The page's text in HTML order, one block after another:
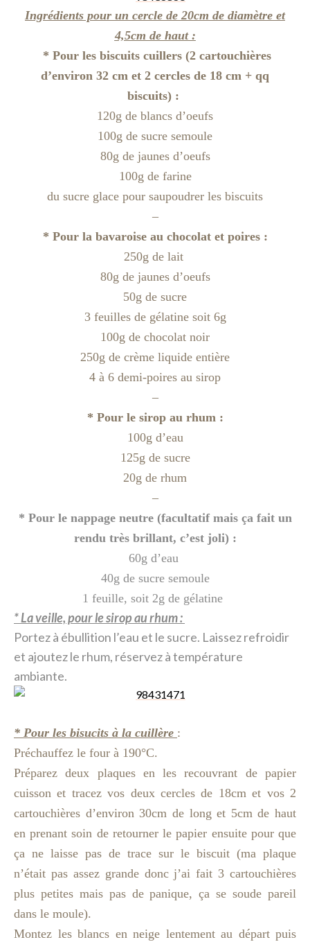
Ingrédients pour un cercle de 20cm de diamètre et
4,5cm de haut :
* Pour les biscuits cuillers (2 cartouchières
d’environ 32 cm et 2 cercles de 18 cm + qq
biscuits) :
120g de blancs d’oeufs
100g de sucre semoule
80g de jaunes d’oeufs
100g de farine
du sucre glace pour saupoudrer les biscuits
–
* Pour la bavaroise au chocolat et poires :
250g de lait
80g de jaunes d’oeufs
50g de sucre
3 feuilles de gélatine soit 6g
100g de chocolat noir
250g de crème liquide entière
4 à 6 demi-poires au sirop
–
* Pour le sirop au rhum :
100g d’eau
125g de sucre
20g de rhum
–
* Pour le nappage neutre (facultatif mais ça fait un
rendu très brillant, c’est joli) :
60g d’eau
40g de sucre semoule
1 feuille, soit 2g de gélatine
* La veille, pour le sirop au rhum :
Portez à ébullition l’eau et le sucre. Laissez refroidir
et ajoutez le rhum, réservez à température
ambiante.
* Pour les bisucits à la cuillère :
Préchauffez le four à 190°C.
Préparez deux plaques en les recouvrant de papier
cuisson et tracez vos deux cercles de 18cm et vos 2
cartouchières d’environ 30cm de long et 5cm de haut
en prenant soin de retourner le papier ensuite pour que
ça ne laisse pas de trace sur le biscuit (ma plaque
n’était pas assez grande donc j’ai fait 3 cartouchières
plus petites mais pas de panique, ça se soude pareil
dans le moule).
Montez les blancs en neige lentement au départ puis